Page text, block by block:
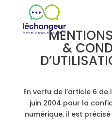
&
En vertu de l’article 6
juin 2004 pour la
numérique, il est